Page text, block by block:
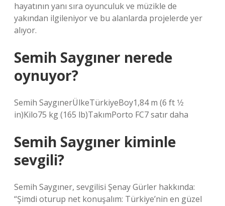
hayatının yanı sıra oyunculuk ve müzikle de
yakından ilgileniyor ve bu alanlarda projelerde yer
alıyor.
Semih Saygıner nerede
oynuyor?
Semih SaygınerÜlkeTürkiyeBoy1,84 m (6 ft 1⁄2
in)Kilo75 kg (165 lb)TakımPorto FC7 satır daha
Semih Saygıner kiminle
sevgili?
Semih Saygıner, sevgilisi Şenay Gürler hakkında:
“Şimdi oturup net konuşalım: Türkiye’nin en güzel